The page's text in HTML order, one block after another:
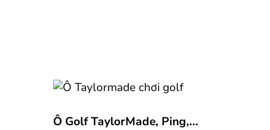
Ô Golf TaylorMade, Ping,...